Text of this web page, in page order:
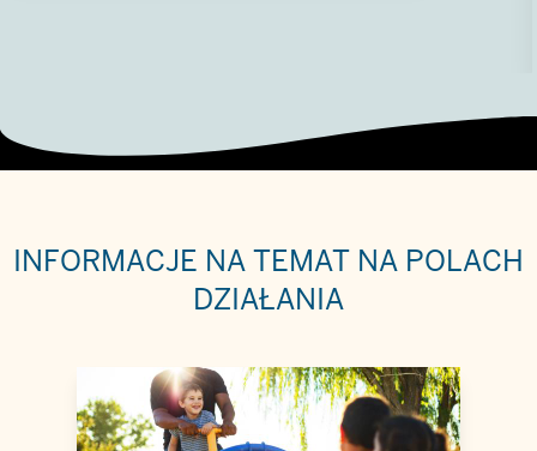
INFORMACJE NA TEMAT NA POLACH
DZIAŁANIA